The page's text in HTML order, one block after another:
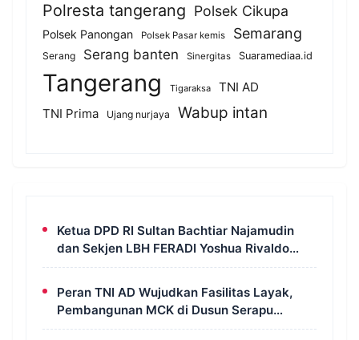
Polresta tangerang Polsek Cikupa
Polsek Panongan Polsek Pasar kemis Semarang
Serang Serang banten Sinergitas Suaramediaa.id
Tangerang Tigaraksa
TNI AD
TNI Prima
Ujang nurjaya Wabup intan
Ketua DPD RI Sultan Bachtiar Najamudin
dan Sekjen LBH FERADI Yoshua Rivaldo
Bahas Geopolitik dan Supremasi Hukum
Peran TNI AD Wujudkan Fasilitas Layak,
Pembangunan MCK di Dusun Serapu
Rampung Dikerjakan